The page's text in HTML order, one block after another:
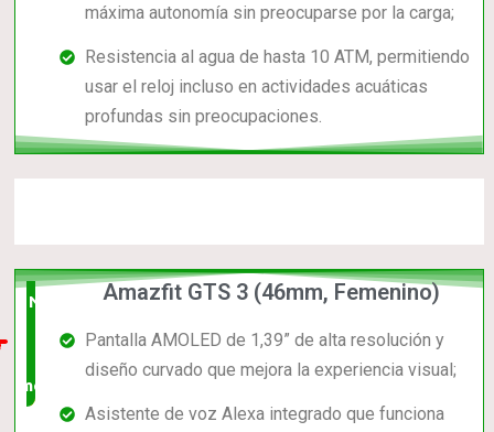
máxima autonomía sin preocuparse por la carga;
Resistencia al agua de hasta 10 ATM, permitiendo
usar el reloj incluso en actividades acuáticas
profundas sin preocupaciones.
Nuevo
en el
mercado
Amazfit GTS 3 (46mm, Femenino)
Pantalla AMOLED de 1,39” de alta resolución y
diseño curvado que mejora la experiencia visual;
Asistente de voz Alexa integrado que funciona